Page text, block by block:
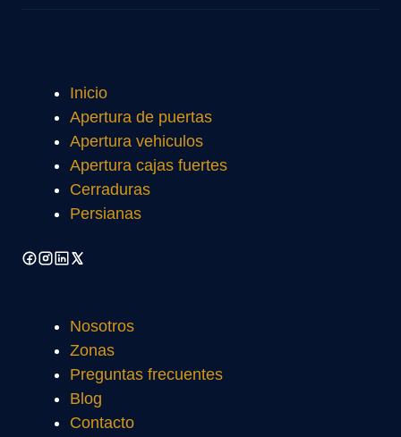
Inicio
Apertura de puertas
Apertura vehiculos
Apertura cajas fuertes
Cerraduras
Persianas
Nosotros
Zonas
Preguntas frecuentes
Blog
Contacto